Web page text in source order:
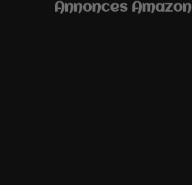
Annonces Amazon